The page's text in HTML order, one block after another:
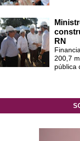
RN
200,7
pública